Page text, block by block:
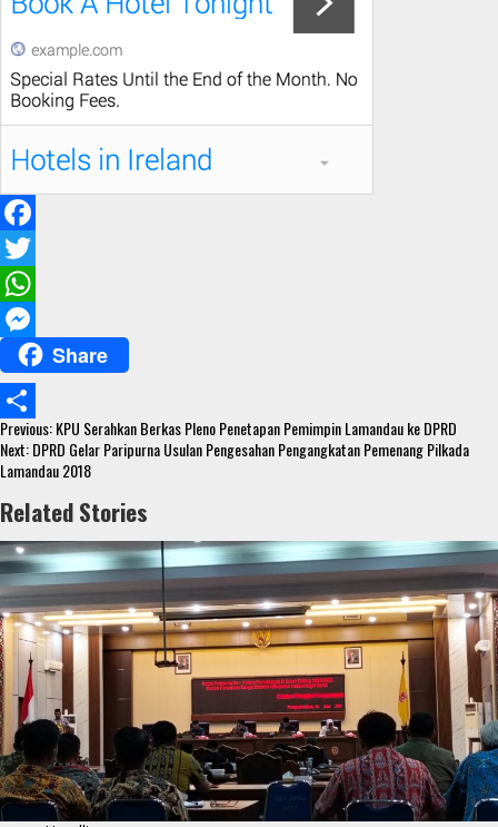
F
a
c
b
o
o
T
w
t
t
e
W
a
t
s
p
e
s
s
g
e
r
Share
S
h
a
r
e
Continue
Reading
Previous:KPU Serahkan Berkas Pleno Penetapan Pemimpin Lamandau ke DPRD
Next:DPRD Gelar Paripurna Usulan Pengesahan Pengangkatan Pemenang Pilkada
Lamandau 2018
Related Stories